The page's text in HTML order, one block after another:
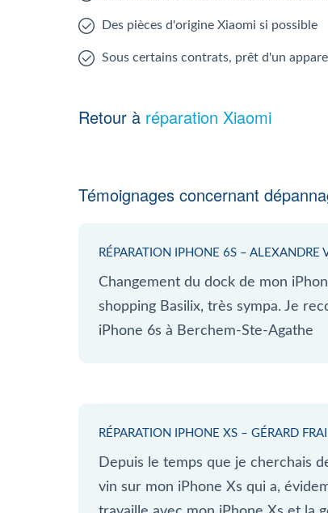
Des pièces d'origine Xiaomi si possible
Sous certains contrats, prêt d'un
Retour à réparation Xiaomi
Témoignages concernant
RÉPARATION IPHONE 6S – ALEXANDRE
Changement du dock de mon
shopping Basilix, très sympa. Je
iPhone 6s à Berchem-Ste-Agathe
RÉPARATION IPHONE XS – GÉRARD
Depuis le temps que je cherchais
vin sur mon iPhone Xs qui a,